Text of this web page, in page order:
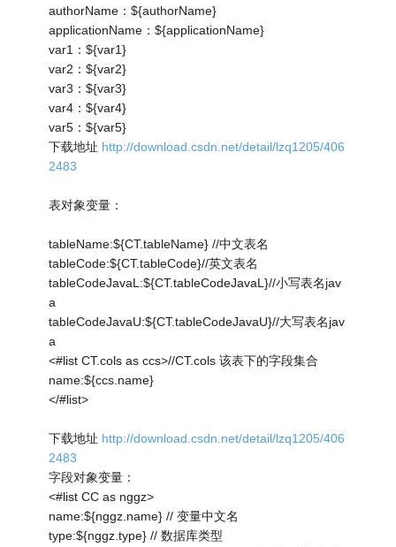
authorName：${authorName}
applicationName：${applicationName}
var1：${var1}
var2：${var2}
var3：${var3}
var4：${var4}
var5：${var5}
下载地址 http://download.csdn.net/detail/lzq1205/406
2483
表对象变量：
tableName:${CT.tableName} //中文表名
tableCode:${CT.tableCode}//英文表名
tableCodeJavaL:${CT.tableCodeJavaL}//小写表名jav
a
tableCodeJavaU:${CT.tableCodeJavaU}//大写表名jav
a
<#list CT.cols as ccs>//CT.cols 该表下的字段集合
name:${ccs.name}
</#list>
下载地址 http://download.csdn.net/detail/lzq1205/406
2483
字段对象变量：
<#list CC as nggz>
name:${nggz.name} // 变量中文名
type:${nggz.type} // 数据库类型